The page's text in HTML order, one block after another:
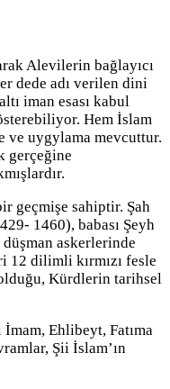
Alevilerin bağlayıcı
dede adı verilen dini
iman esası kabul
Hem İslam
ve uygylama mevcuttur.
gerçeğine
geçmişe sahiptir. Şah
1460), babası Şeyh
askerlerinde
dilimli kırmızı fesle
Kürdlerin tarihsel
Ehlibeyt, Fatıma
Şii İslam’ın